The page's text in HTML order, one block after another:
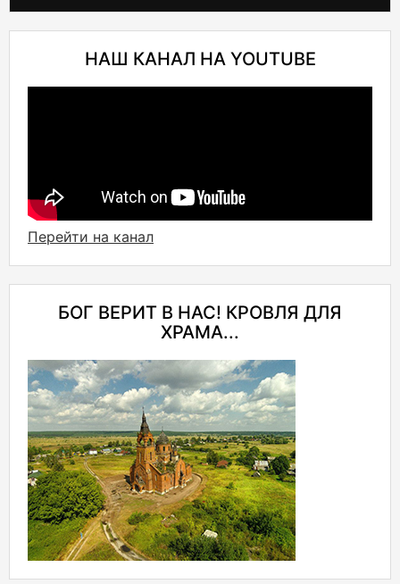
НАШ КАНАЛ НА YOUTUBE
Перейти на канал
БОГ ВЕРИТ В НАС! КРОВЛЯ ДЛЯ
ХРАМА...